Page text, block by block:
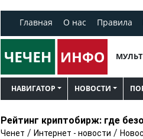
Главная О нас Правила
НАВИГАТОР НОВОСТИ
Рейтинг криптобирж: где
Ченет / Интернет - новости /